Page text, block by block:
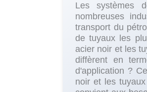
Les systèmes
nombreuses
transport du
de tuyaux les
acier noir et les
diffèrent en
d'application ?
noir et les